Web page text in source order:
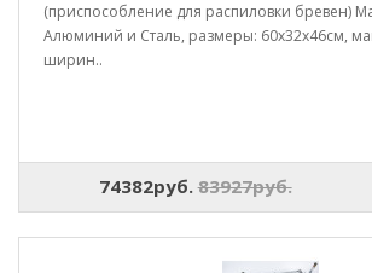
(приспособление для распиловки бревен)
Алюминий и Сталь, размеры: 60x32x46см,
ширин..
74382руб. 83927руб.